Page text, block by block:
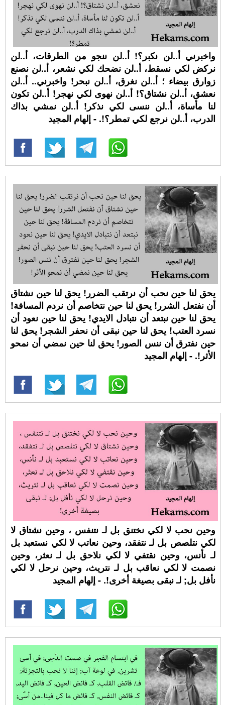
واخبرني أ..لن نكبر؟! أ..لن ننجو من الطرقات، أ..لن
نركض لكي نسقط، أ..لن نضحك لكي نشعر، أ..لن نصنع
زوارق بيضاء ؛ أ..لن نغرق، أ..لن نبحر! واخبرني.. أ..لن
نعشق، أ..لن نشتاق؟! أ..لن نهوى لكي نهجر! أ..لن تكون
لنا مأساة، أ..لن ننسى لكي نذكر! أ..لن نمشي بذاك
الدرب، أ..لن نرجع لكي تمطر؟!. - إلهام المجيد
يحق لنا حين نحب أن نرتقب الضرر! يحق لنا حين نشتاق
أن نفتعل الشرر! يحق لنا حين نتخاصم أن نردم المسافة!
يحق لنا حين نبتعد أن نتبادل الايدي! يحق لنا حين نعود أن
نسرد العتب! يحق لنا حين نبقى أن نحفر الشجر! يحق لنا
حين نفترق أن ننس الصور! يحق لنا حين نمضي أن نمحو
الأثر!. - إلهام المجيد
وحين نحب لا لكي نختنق بل لـ نتنفس ، وحين نشتاق لا
لكي نتلصص بل لـ نتفقد، وحين نعاتب لا لكي نستعبد بل
لـ نأنس، وحين نقتفي لا لكي نلاحق بل لـ نعثر، وحين
نصمت لا لكي نعاقب بل لـ نتريث، وحين نرحل لا لكي
نأفل بل; لـ نبقى بصيغة أخرى!. - إلهام المجيد